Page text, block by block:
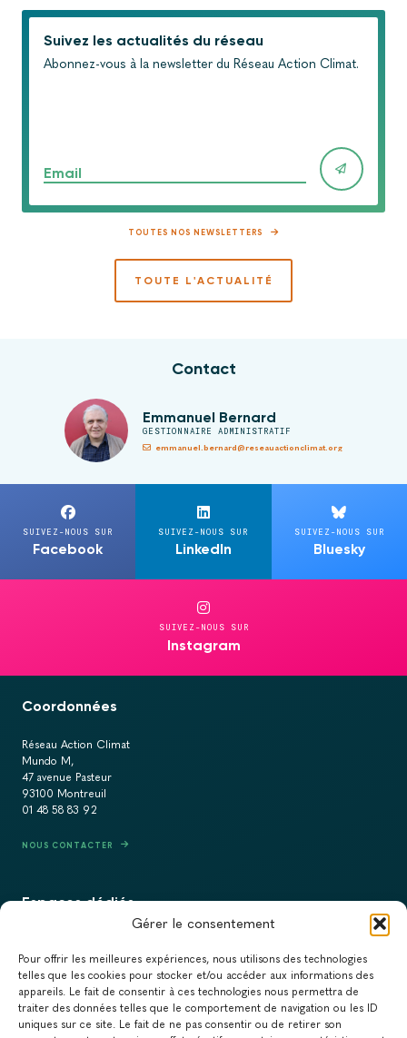
Gérer le consentement
Pour offrir les meilleures expériences, nous utilisons des technologies
telles que les cookies pour stocker et/ou accéder aux informations des
appareils. Le fait de consentir à ces technologies nous permettra de
traiter des données telles que le comportement de navigation ou les ID
uniques sur ce site. Le fait de ne pas consentir ou de retirer son
Suivez les actualités du réseau
Abonnez-vous à la newsletter du Réseau Action Climat.
Email
TOUTES NOS NEWSLETTERS
TOUTE L'ACTUALITÉ
Contact
Emmanuel Bernard
GESTIONNAIRE ADMINISTRATIF
emmanuel.bernard@reseauactionclimat.org
SUIVEZ-NOUS SUR
Facebook
SUIVEZ-NOUS SUR
LinkedIn
SUIVEZ-NOUS SUR
Bluesky
SUIVEZ-NOUS SUR
Instagram
Coordonnées
Réseau Action Climat
Mundo M,
47 avenue Pasteur
93100 Montreuil
01 48 58 83 92
NOUS CONTACTER
Espaces dédiés
RECRUTEMENT
ACTUALITÉS
NEWSLETTER